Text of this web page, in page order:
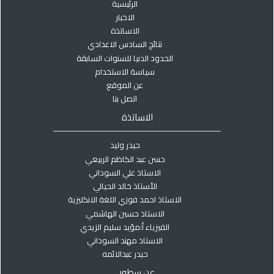
الرئيسية
الاخبار
الاساتذة
نتائج السادس الاعدادي
الحدود الدنيا للسنوات السابقة
سياسة الاستخدام
عن الموقع
اتصل بنا
الاساتذة
حيدر وليد
حسن عبد الكاظم الربيعي
الاستاذ علي السوداني
الأستاذ خالد الحيالي
الاستاذ احمد فوزي اللغة الانكليزية
الاستاذ حسين الهاشمي
الفيزياء أ:مؤيد سليم الزيدي
الاستاذ مهند السوداني
حيدر عبدالائمه